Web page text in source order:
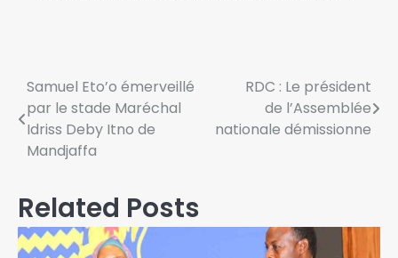
Samuel Eto’o émerveillé
par le stade Maréchal
Idriss Deby Itno de
Mandjaffa
RDC : Le président
de l’Assemblée
nationale démissionne
Related Posts